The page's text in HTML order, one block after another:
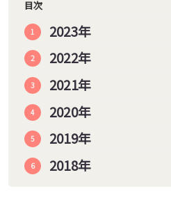
目次
2023年
2022年
2021年
2020年
2019年
2018年